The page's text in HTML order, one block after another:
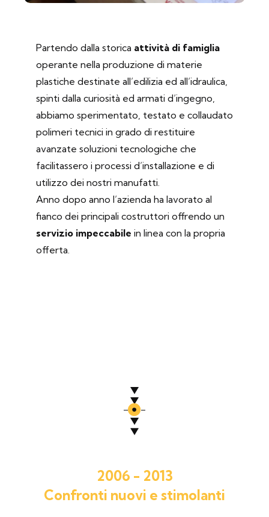
Partendo dalla storica attività di famiglia
operante nella produzione di materie
plastiche destinate all’edilizia ed all’idraulica,
spinti dalla curiosità ed armati d’ingegno,
abbiamo sperimentato, testato e collaudato
polimeri tecnici in grado di restituire
avanzate soluzioni tecnologiche che
facilitassero i processi d’installazione e di
utilizzo dei nostri manufatti.
Anno dopo anno l’azienda ha lavorato al
fianco dei principali costruttori offrendo un
servizio impeccabile in linea con la propria
offerta.
2006 - 2013
Confronti nuovi e stimolanti